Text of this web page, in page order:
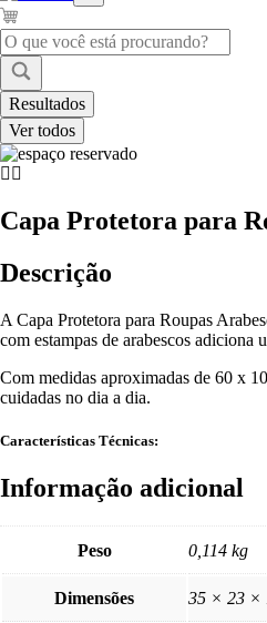
Pesquisar
...
Resultados
Ver todos
Capa Protetora para
Descrição
A Capa Protetora para Roupas
com estampas de arabescos
Com medidas aproximadas de 60 x
cuidadas no dia a dia.
Características Técnicas:
Informação adicional
Peso 0,114 kg
Dimensões 35 × 23 ×